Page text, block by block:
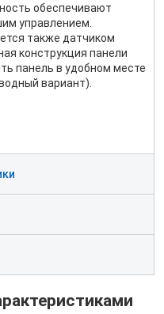
обеспечивают
управлением.
также датчиком
конструкция панели
панель в удобном месте
вариант).